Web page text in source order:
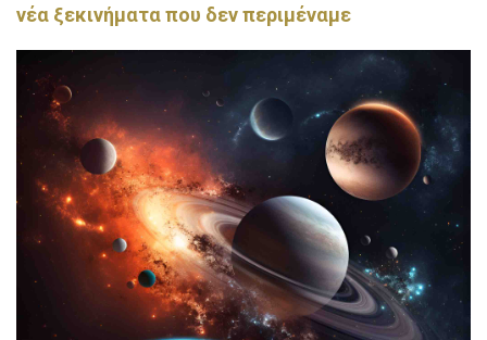
νέα ξεκινήματα που δεν περιμέναμε